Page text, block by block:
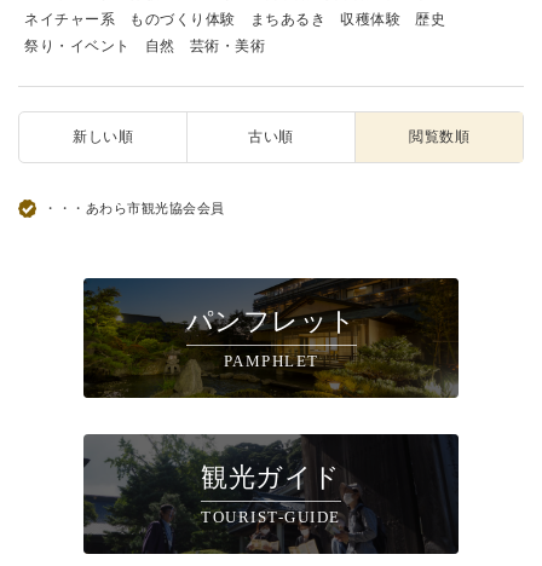
ネイチャー系
ものづくり体験 まちあるき 収穫体験
歴史
祭り・イベント
自然 芸術・美術
新しい順 古い順 閲覧数順
・・・あわら市観光協会会員
パンフレット
PAMPHLET
観光ガイド
TOURIST-GUIDE